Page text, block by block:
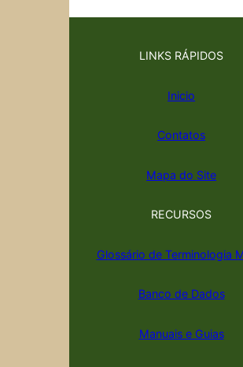
LINKS RÁPIDOS
Inicio
Contatos
Mapa do Site
RECURSOS
Glossário de Terminologia
Banco de Dados
Manuais e Guias